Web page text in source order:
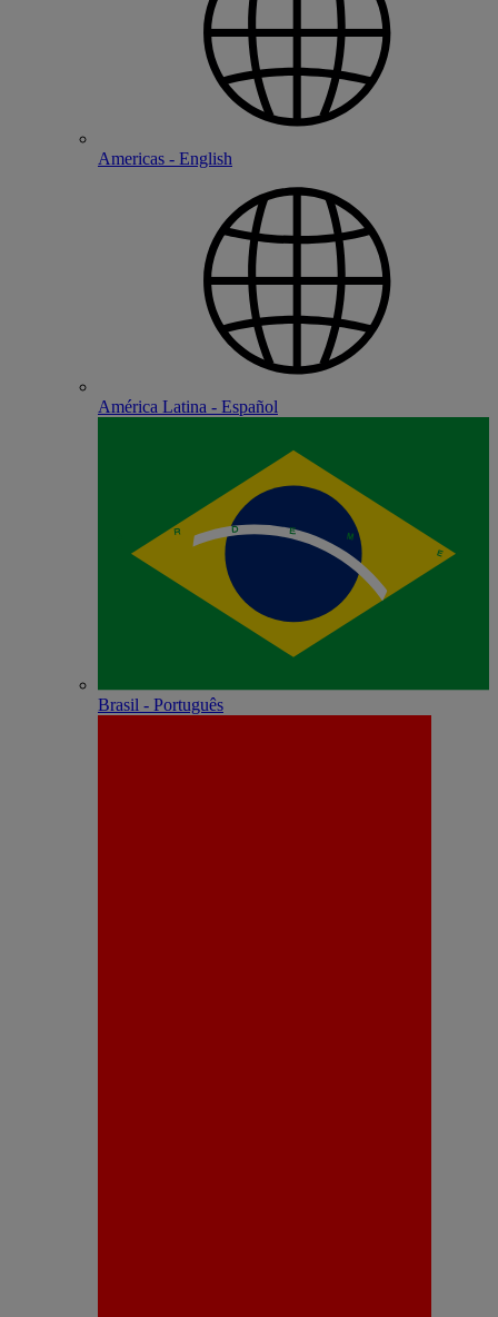
Americas - English
América Latina - Español
Brasil - Português